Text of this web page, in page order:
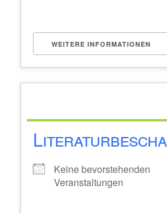
WEITERE INFORMATIONEN
Keine bevorstehenden
Veranstaltungen